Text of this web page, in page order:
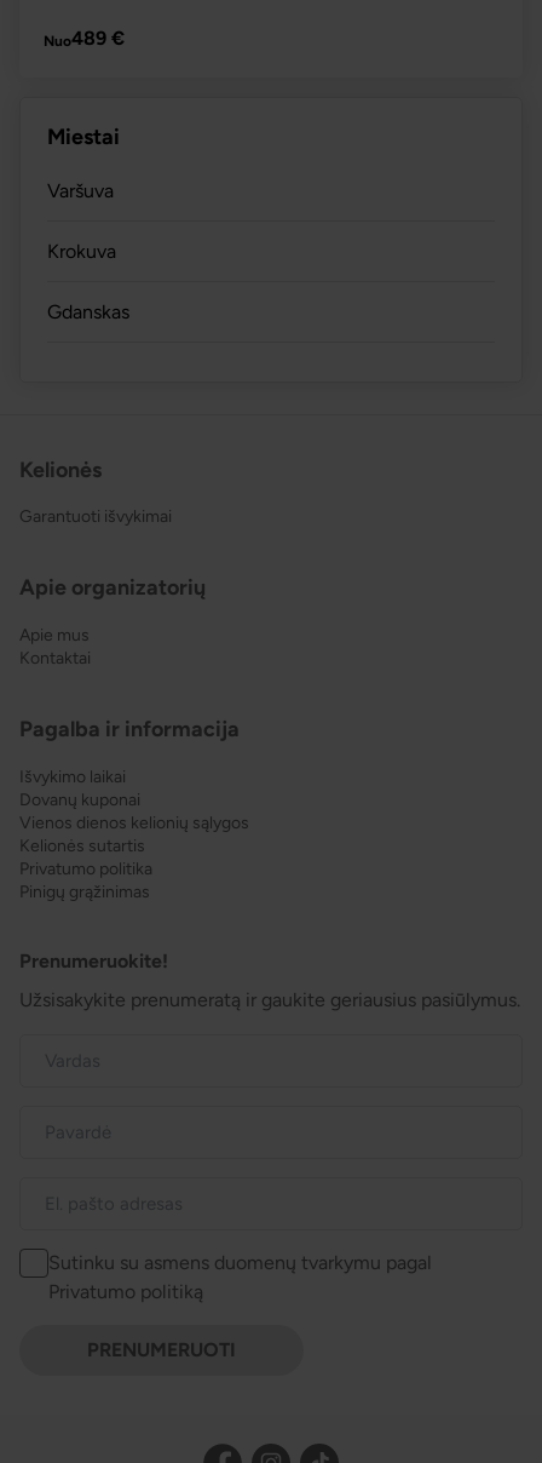
Nuo489 €
Miestai
Varšuva
Krokuva
Gdanskas
Kelionės
Garantuoti išvykimai
Apie organizatorių
Apie mus
Kontaktai
Pagalba ir informacija
Išvykimo laikai
Dovanų kuponai
Vienos dienos kelionių sąlygos
Kelionės sutartis
Privatumo politika
Pinigų grąžinimas
Prenumeruokite!
Užsisakykite prenumeratą ir gaukite geriausius pasiūlymus.
Sutinku su asmens duomenų tvarkymu pagal
Privatumo politiką
PRENUMERUOTI